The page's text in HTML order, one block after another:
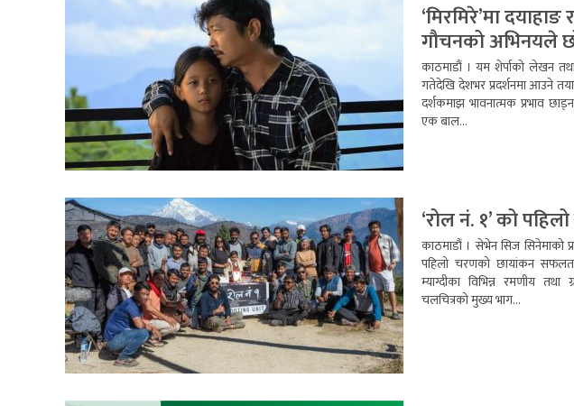
‘मिरमिरे’मा
गौचनको अभिनयले
काठमाडौं । यम शेर्पाको लेखन तथा
गतेदेखि देशभर प्रदर्शनमा आउने
दर्शकमाझ भावनात्मक प्रभाव
एक बाल...
‘रोल नं. १’ को
काठमाडौं । सेभेन सिज सिनेमाको
पहिलो चरणको छायांकन
म्याग्दीका विभिन्न रमणीय
चलचित्रको मुख्य भाग...